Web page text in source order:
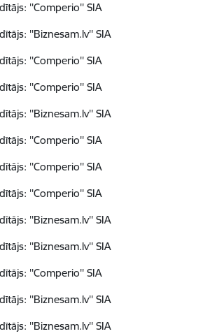
''Comperio'' SIA
''Biznesam.lv'' SIA
''Comperio'' SIA
''Comperio'' SIA
''Biznesam.lv'' SIA
''Comperio'' SIA
''Comperio'' SIA
''Comperio'' SIA
''Biznesam.lv'' SIA
''Biznesam.lv'' SIA
''Comperio'' SIA
''Biznesam.lv'' SIA
''Biznesam.lv'' SIA